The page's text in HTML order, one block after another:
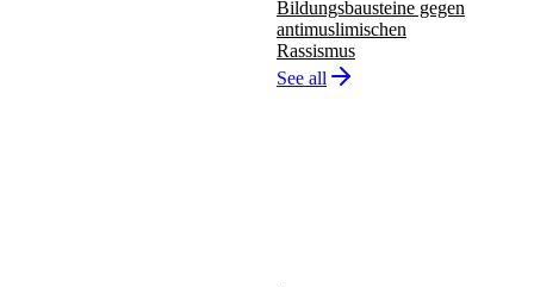
Bildungsbausteine gegen
antimuslimischen
Rassismus
See all